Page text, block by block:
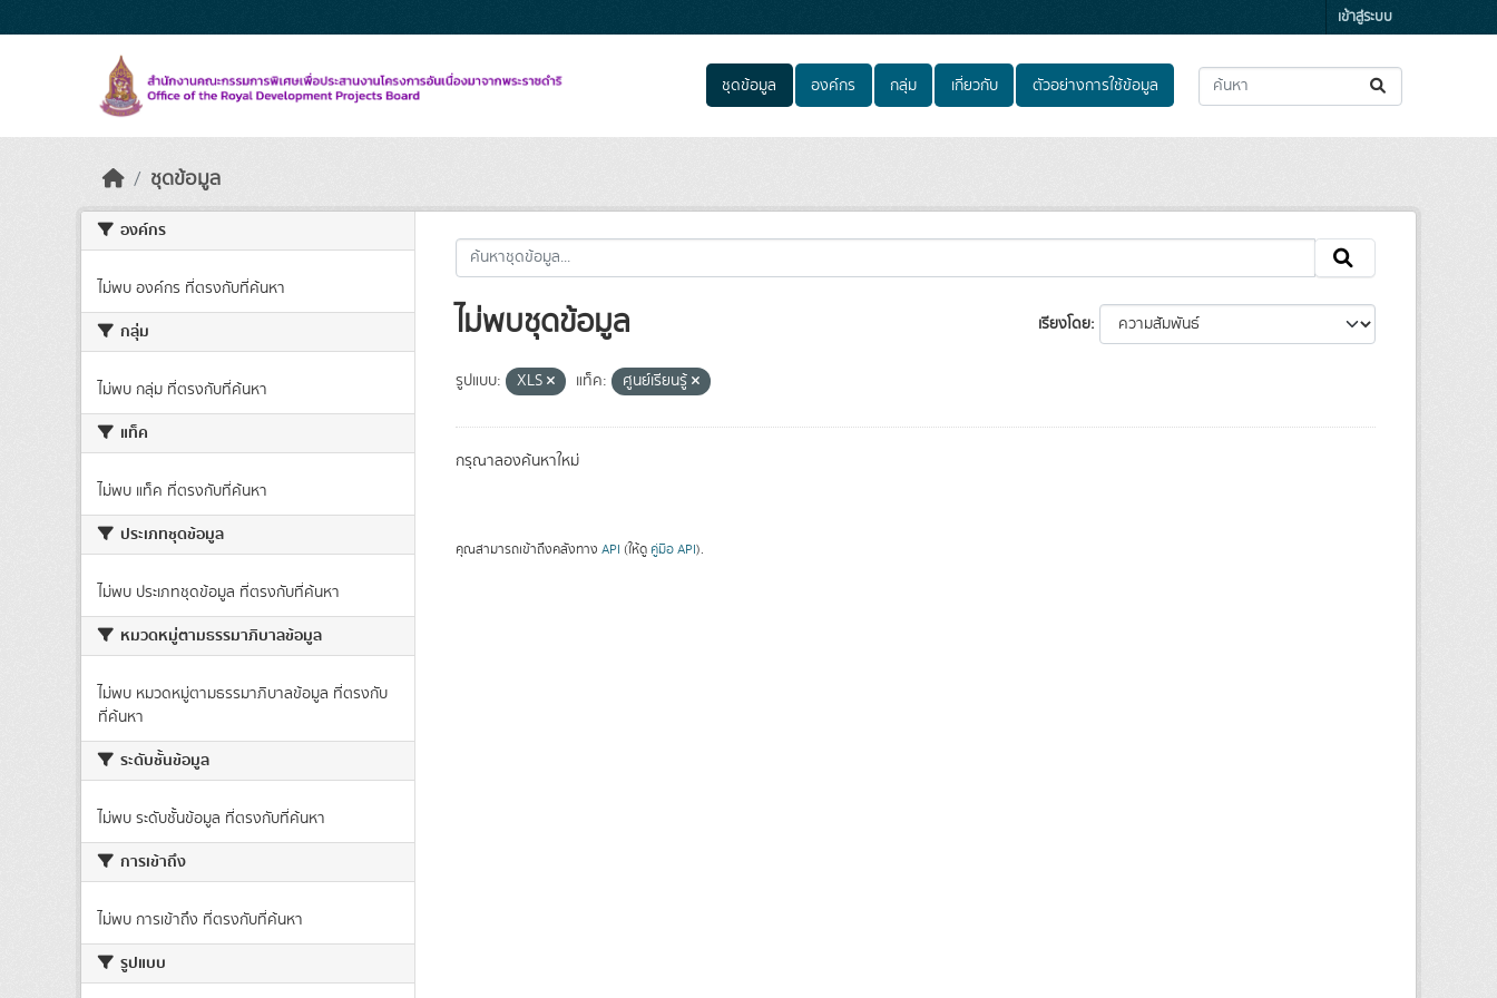
เข้าสู่ระบบ
ชุดข้อมูล องค์กร กลุ่ม เกี่ยวกับ ตัวอย่างการใช้ข้อมูล
ชุดข้อมูล
องค์กร
ไม่พบ องค์กร ที่ตรงกับที่ค้นหา
กลุ่ม
ไม่พบ กลุ่ม ที่ตรงกับที่ค้นหา
แท็ค
ไม่พบ แท็ค ที่ตรงกับที่ค้นหา
ประเภทชุดข้อมูล
ไม่พบ ประเภทชุดข้อมูล ที่ตรงกับที่ค้นหา
หมวดหมู่ตามธรรมาภิบาลข้อมูล
ไม่พบ หมวดหมู่ตามธรรมาภิบาลข้อมูล ที่ตรงกับ
ที่ค้นหา
ระดับชั้นข้อมูล
ไม่พบ ระดับชั้นข้อมูล ที่ตรงกับที่ค้นหา
การเข้าถึง
ไม่พบ การเข้าถึง ที่ตรงกับที่ค้นหา
รูปแบบ
เรียงโดย
ไม่พบชุดข้อมูล
รูปแบบ: XLS แท็ค: ศูนย์เรียนรู้
กรุณาลองค้นหาใหม่
คุณสามารถเข้าถึงคลังทาง API (ให้ดู คู่มือ API).